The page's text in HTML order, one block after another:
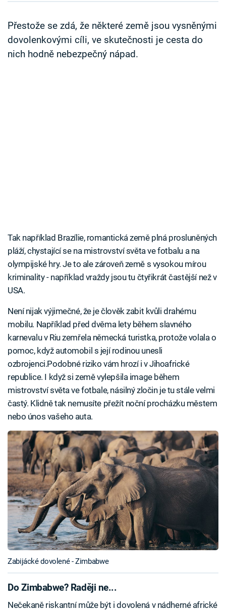
Přihlášení
Přestože se zdá, že některé země jsou vysněnými
dovolenkovými cíli, ve skutečnosti je cesta do
nich hodně nebezpečný nápad.
Tak například Brazílie, romantická země plná prosluněných
pláží, chystající se na mistrovství světa ve fotbalu a na
olympijské hry. Je to ale zároveň země s vysokou mírou
kriminality - například vraždy jsou tu čtyřikrát častější než v
USA.
Není nijak výjimečné, že je člověk zabit kvůli drahému
mobilu. Například před dvěma lety během slavného
karnevalu v Riu zemřela německá turistka, protože volala o
pomoc, když automobil s její rodinou unesli
ozbrojenci.Podobné riziko vám hrozí i v Jihoafrické
republice. I když si země vylepšila image během
mistrovství světa ve fotbale, násilný zločin je tu stále velmi
častý. Klidně tak nemusíte přežít noční procházku městem
nebo únos vašeho auta.
Zabijácké dovolené - Zimbabwe
Do Zimbabwe? Raději ne...
Nečekaně riskantní může být i dovolená v nádherné africké